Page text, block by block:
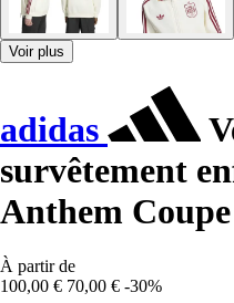
Voir plus
adidas
survêtement
Anthem
À partir de
100,00 € 70,00 € -30%